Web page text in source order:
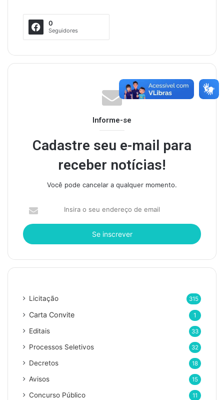
0
Seguidores
Informe-se
Cadastre seu e-mail para
receber notícias!
Você pode cancelar a qualquer momento.
s
i
a
o
u
d
e
d
Licitação 315
Carta Convite 1
Editais 33
Processos Seletivos 32
Decretos 18
Avisos 15
Concurso Público 11